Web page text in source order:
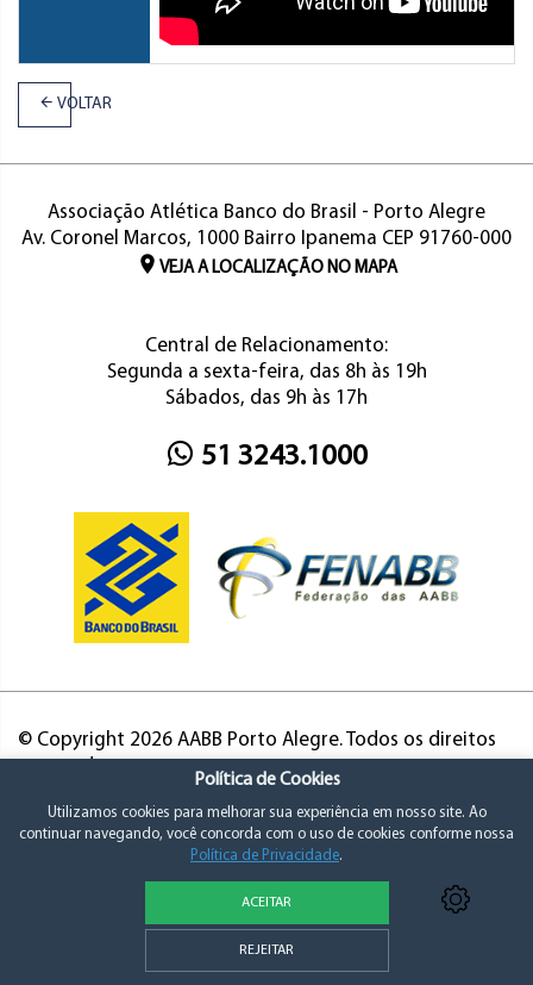
VOLTAR
Associação Atlética Banco do Brasil - Porto Alegre
Av. Coronel Marcos, 1000 Bairro Ipanema CEP 91760-000
VEJA A LOCALIZAÇÃO NO MAPA
Central de Relacionamento:
Segunda a sexta-feira, das 8h às 19h
Sábados, das 9h às 17h
51 3243.1000
© Copyright 2026 AABB Porto Alegre. Todos os direitos
Política de Privacidade e Consentimento
Política de Cookies
Utilizamos cookies para melhorar sua experiência em nosso site. Ao
continuar navegando, você concorda com o uso de cookies conforme nossa
Política de Privacidade.
ACEITAR
REJEITAR